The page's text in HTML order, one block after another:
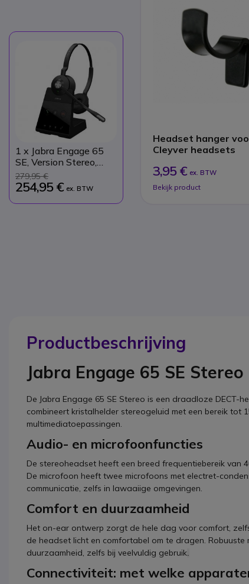
1 x Jabra Engage 65
SE, Version Stereo,
Draadloze DECT
Headset
279,95 €
254,95 € ex. BTW
Headset hanger
Cleyver headsets
3,95 € ex. BTW
Bekijk product
Productbeschrijving
Jabra Engage 65 SE Stereo
De Jabra Engage 65 SE Stereo is een draadloze
combineert kristalhelder stereogeluid met een bereik tot
multimediatoepassingen.
Audio- en microfoonfuncties
De stereoheadset heeft een breed frequentiebereik
De microfoon heeft twee microfoons met electret-
communicatie, zelfs in lawaaiige omgevingen.
Comfort en duurzaamheid
Het on-ear ontwerp zorgt de hele dag voor comfort,
de headset licht en comfortabel om te dragen.
duurzaamheid, zelfs bij veelvuldig gebruik.
Connectiviteit: met welke